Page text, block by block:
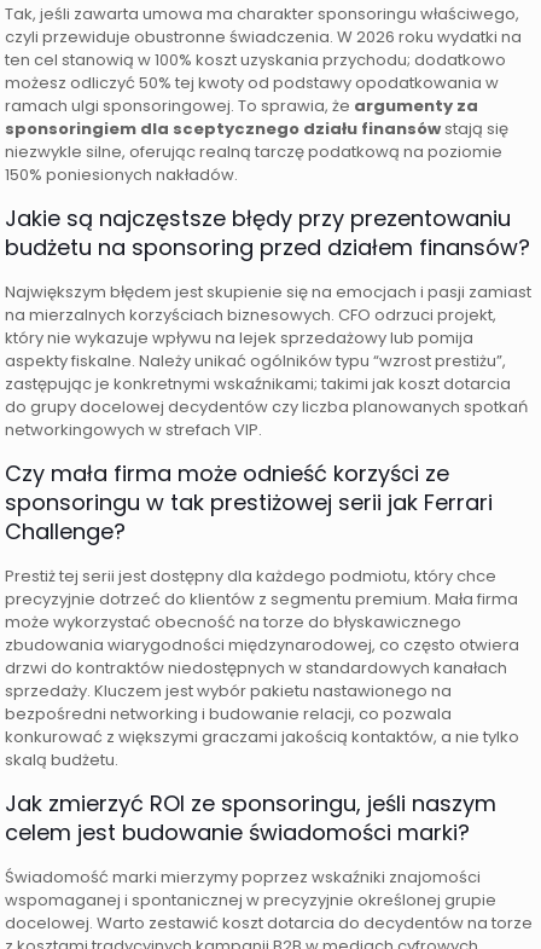
Tak, jeśli zawarta umowa ma charakter sponsoringu właściwego,
czyli przewiduje obustronne świadczenia. W 2026 roku wydatki na
ten cel stanowią w 100% koszt uzyskania przychodu; dodatkowo
możesz odliczyć 50% tej kwoty od podstawy opodatkowania w
ramach ulgi sponsoringowej. To sprawia, że argumenty za
sponsoringiem dla sceptycznego działu finansówstają się
niezwykle silne, oferując realną tarczę podatkową na poziomie
150% poniesionych nakładów.
Jakie są najczęstsze błędy przy prezentowaniu
budżetu na sponsoring przed działem finansów?
Największym błędem jest skupienie się na emocjach i pasji zamiast
na mierzalnych korzyściach biznesowych. CFO odrzuci projekt,
który nie wykazuje wpływu na lejek sprzedażowy lub pomija
aspekty fiskalne. Należy unikać ogólników typu “wzrost prestiżu”,
zastępując je konkretnymi wskaźnikami; takimi jak koszt dotarcia
do grupy docelowej decydentów czy liczba planowanych spotkań
networkingowych w strefach VIP.
Czy mała firma może odnieść korzyści ze
sponsoringu w tak prestiżowej serii jak Ferrari
Challenge?
Prestiż tej serii jest dostępny dla każdego podmiotu, który chce
precyzyjnie dotrzeć do klientów z segmentu premium. Mała firma
może wykorzystać obecność na torze do błyskawicznego
zbudowania wiarygodności międzynarodowej, co często otwiera
drzwi do kontraktów niedostępnych w standardowych kanałach
sprzedaży. Kluczem jest wybór pakietu nastawionego na
bezpośredni networking i budowanie relacji, co pozwala
konkurować z większymi graczami jakością kontaktów, a nie tylko
skalą budżetu.
Jak zmierzyć ROI ze sponsoringu, jeśli naszym
celem jest budowanie świadomości marki?
Świadomość marki mierzymy poprzez wskaźniki znajomości
wspomaganej i spontanicznej w precyzyjnie określonej grupie
docelowej. Warto zestawić koszt dotarcia do decydentów na torze